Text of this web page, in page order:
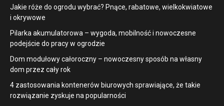
Jakie róże do ogrodu wybrać? Pnące, rabatowe, wielkokwiatowe
i okrywowe
Pilarka akumulatorowa – wygoda, mobilność i nowoczesne
podejście do pracy w ogrodzie
Dom modułowy całoroczny – nowoczesny sposób na własny
dom przez cały rok
4 zastosowania kontenerów biurowych sprawiające, że takie
rozwiązanie zyskuje na popularności